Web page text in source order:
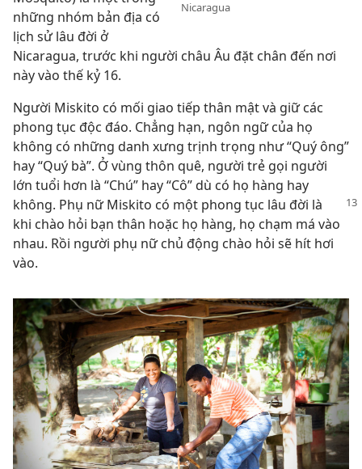
Nicaragua
những nhóm bản địa có
lịch sử lâu đời ở
Nicaragua, trước khi người châu Âu đặt chân đến nơi
này vào thế kỷ 16.
Người Miskito có mối giao tiếp thân mật và giữ các
phong tục độc đáo. Chẳng hạn, ngôn ngữ của họ
không có những danh xưng trịnh trọng như “Quý ông”
hay “Quý bà”. Ở vùng thôn quê, người trẻ gọi người
lớn tuổi hơn là “Chú” hay “Cô” dù có họ hàng hay
không. Phụ nữ Miskito có một phong tục lâu đời là
khi chào hỏi bạn thân hoặc họ hàng, họ chạm má vào
nhau. Rồi người phụ nữ chủ động chào hỏi sẽ hít hơi
vào.